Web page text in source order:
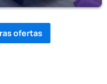
ofertas